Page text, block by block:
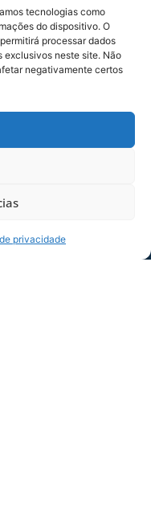
tecnologias como
do dispositivo. O
processar dados
exclusivos neste site. Não
negativamente certos
privacidade
542,236
SC, Pescaria
Martinho-SC,